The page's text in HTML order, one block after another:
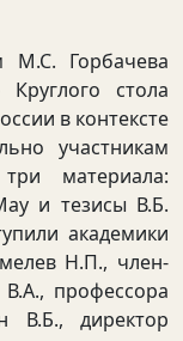
М.С. Горбачева
Круглого стола
в контексте
участникам
материала:
и тезисы В.Б.
академики
Н.П., член-
профессора
В.Б., директор